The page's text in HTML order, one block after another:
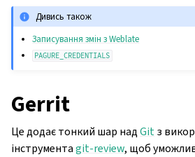
Дивись також
Записування змін з Weblate
PAGURE_CREDENTIALS
Gerrit
Це додає тонкий шар надGitз
інструментаgit-review, щоб